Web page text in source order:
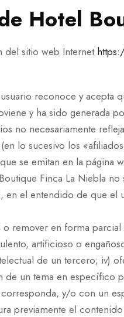
Hotel
del sitio web Internet
reconoce y
y ha sido generada
no necesariamente
lo sucesivo los
se emitan en la página
Finca La Niebla
el entendido de que
remover en forma
artificioso o
de un tercero; iv)
un tema en específico
y/o con un
previamente el